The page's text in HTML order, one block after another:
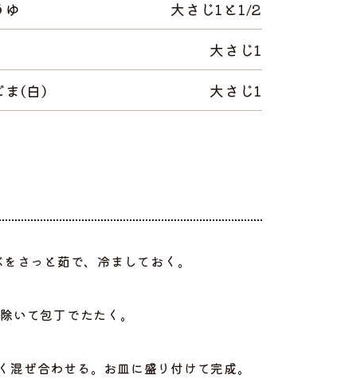
大さじ1と1/2
大さじ1
(白)
大さじ1
さっと茹で、冷ましておく。
いて包丁でたたく。
ぜ合わせる。お皿に盛り付けて完成。